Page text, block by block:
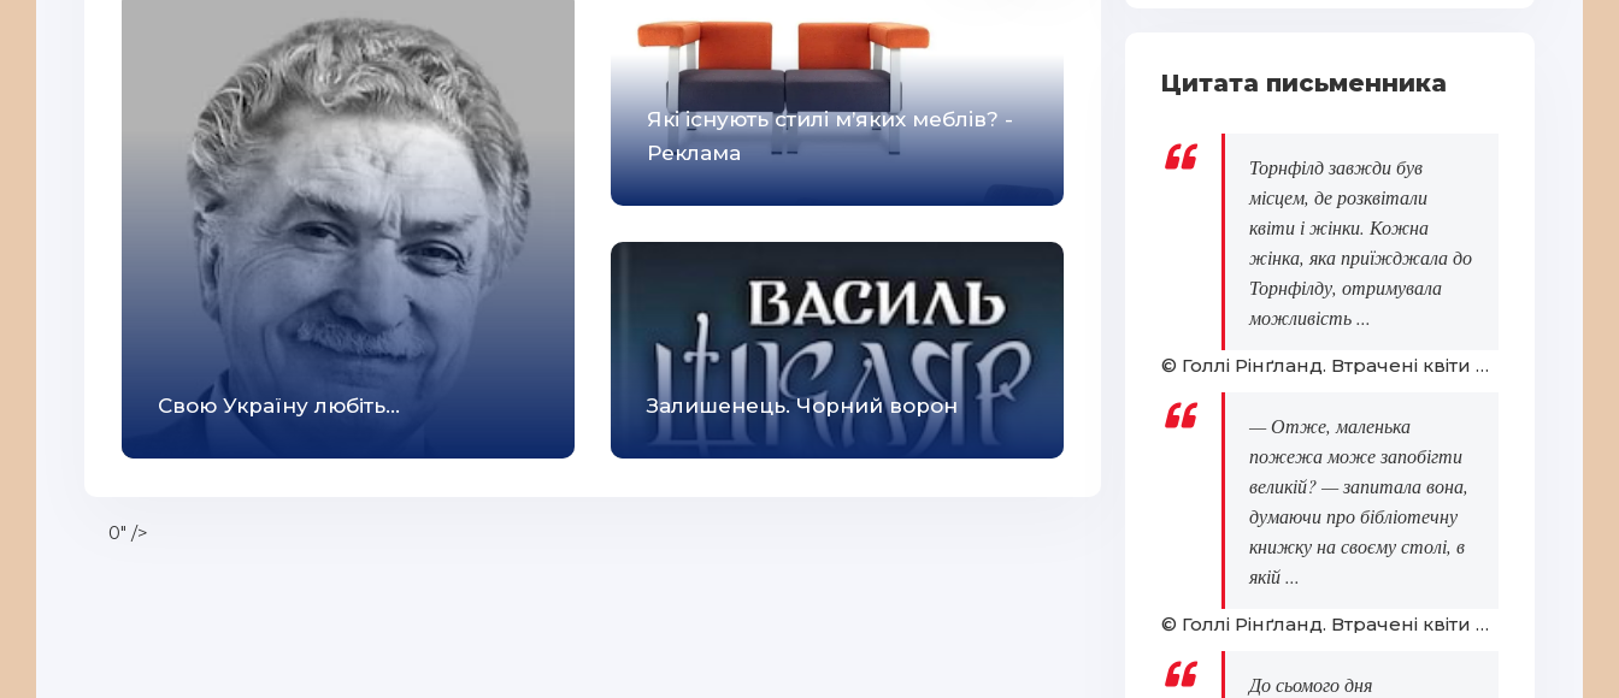
Свою Україну любiть...
Які існують стилі м’яких меблів? -
Реклама
Залишенець. Чорний ворон Митець
0" />
Цитата письменника
Торнфілд завжди був
місцем, де розквітали
квіти і жінки. Кожна
жінка, яка приїжджала до
Торнфілду, отримувала
можливість ...
© Голлі Рінґланд. Втрачені квіти Еліс Гарт
— Отже, маленька
пожежа може запобігти
великій? — запитала вона,
думаючи про бібліотечну
книжку на своєму столі, в
якій ...
© Голлі Рінґланд. Втрачені квіти Еліс Гарт
До сьомого дня